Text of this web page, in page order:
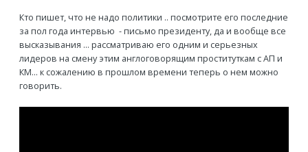
Кто пишет, что не надо политики .. посмотрите его последние
за пол года интервью - письмо президенту, да и вообще все
высказывания ... рассматриваю его одним и серьезных
лидеров на смену этим англоговорящим проституткам с АП и
КМ... к сожалению в прошлом времени теперь о нем можно
говорить.